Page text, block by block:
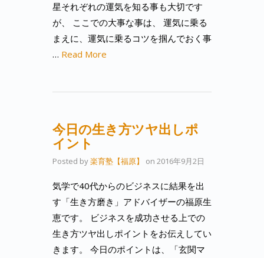
星それぞれの運気を知る事も大切です
が、 ここでの大事な事は、 運気に乗る
まえに、運気に乗るコツを掴んでおく事
… Read More
今日の生き方ツヤ出しポ
イント
Posted by楽育塾【福原】 on 2016年9月2日
気学で40代からのビジネスに結果を出
す「生き方磨き」アドバイザーの福原生
恵です。 ビジネスを成功させる上での
生き方ツヤ出しポイントをお伝えしてい
きます。 今日のポイントは、「玄関マ